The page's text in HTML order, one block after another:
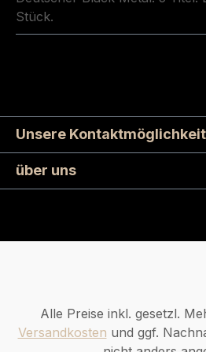
Stück.
Unsere
über uns
Alle Preise inkl. gesetzl.
Versandkosten und ggf.